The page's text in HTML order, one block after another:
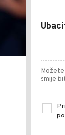
smije